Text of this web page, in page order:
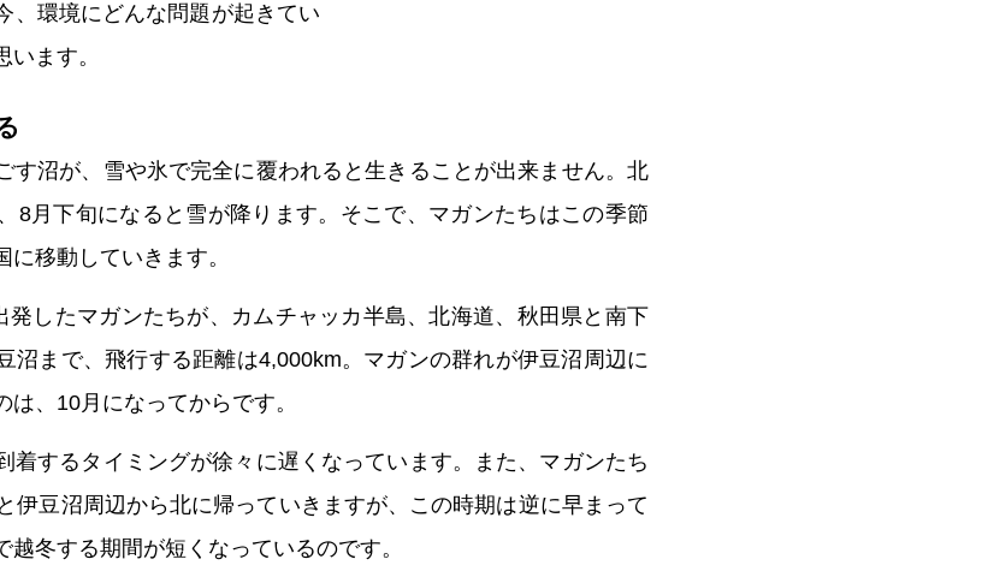
、環境にどんな問題が起きてい
ます。
す沼が、雪や氷で完全に覆われると生きることが出来ません。北
8月下旬になると雪が降ります。そこで、マガンたちはこの季節
移動していきます。
したマガンたちが、カムチャッカ半島、北海道、秋田県と南下
沼まで、飛行する距離は4,000km。マガンの群れが伊豆沼周辺に
、10月になってからです。
着するタイミングが徐々に遅くなっています。また、マガンたち
伊豆沼周辺から北に帰っていきますが、この時期は逆に早まって
冬する期間が短くなっているのです。